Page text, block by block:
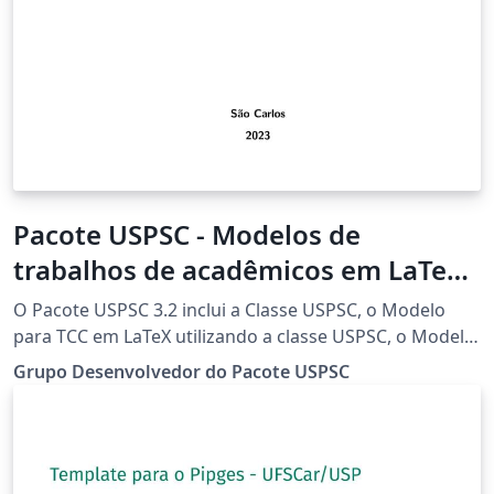
Pacote USPSC - Modelos de
trabalhos de acadêmicos em LaTeX-
versão 3.2 (Campus USP de São
Carlos)
O Pacote USPSC 3.2 inclui a Classe USPSC, o Modelo
para TCC em LaTeX utilizando a classe USPSC, o Modelo
para teses e dissertações em LaTeX utilizando a classe
USPSC e Modelo de relatório em LaTeX utilizando o
e TCCs) para as Unidades do Campus USP de São
Grupo Desenvolvedor do Pacote USPSC